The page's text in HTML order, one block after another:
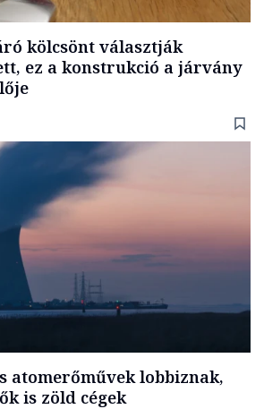
kölcsönt választják
ez a konstrukció a járvány
atomerőművek lobbiznak,
is zöld cégek